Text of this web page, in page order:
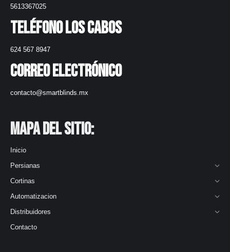
5613367025
Teléfono Los Cabos
624 567 8947
Correo electrónico
contacto@smartblinds.mx
Mapa del Sitio:
Inicio
Persianas
Cortinas
Automatizacion
Distribuidores
Contacto